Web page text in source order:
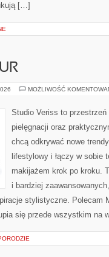
[…]
MOŻLIWOŚĆ
Studio Veriss to
pielęgnacji oraz
chcą odkrywać nowe
lifestylowy i łączy w sobie
makijażem krok po kroku.
i bardziej
stylistyczne. Polecam
się przede wszystkim na